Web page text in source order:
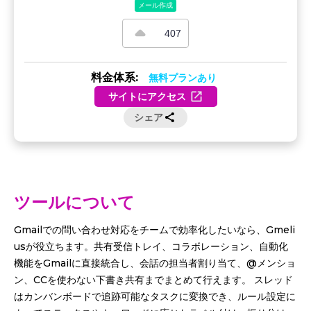
メール作成
407
料金体系: 無料プランあり
サイトにアクセス
シェア
ツールについて
Gmailでの問い合わせ対応をチームで効率化したいなら、Gmeli
usが役立ちます。共有受信トレイ、コラボレーション、自動化
機能をGmailに直接統合し、会話の担当者割り当て、@メンショ
ン、CCを使わない下書き共有までまとめて行えます。 スレッド
はカンバンボードで追跡可能なタスクに変換でき、ルール設定に